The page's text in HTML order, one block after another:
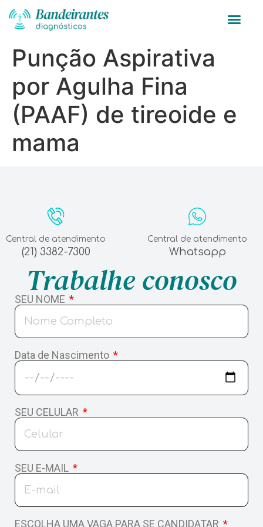
Punção Aspirativa
por Agulha Fina
(PAAF) de tireoide e
mama
Central de atendimento
(21) 3382-7300
Central de atendimento
Whatsapp
Trabalhe conosco
SEU NOME
Data de Nascimento
SEU CELULAR
SEU E-MAIL
ESCOLHA UMA VAGA PARA SE CANDIDATAR
ATENÇÃO
Estamos com problemas em nosso
número temporário para atendimento:
WHATSAPP
Para mais informações: